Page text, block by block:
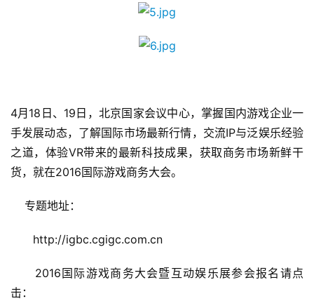
戏
休
闲
游
5
4月18日、19日，北京国家会议中心，掌握国内游戏企业一
手发展动态，了解国际市场最新行情，交流IP与泛娱乐经验
之道，体验VR带来的最新科技成果，获取商务市场新鲜干
货，就在2016国际游戏商务大会。
专题地址：
http://igbc.cgigc.com.cn
2016国际游戏商务大会暨互动娱乐展参会报名请点
击：